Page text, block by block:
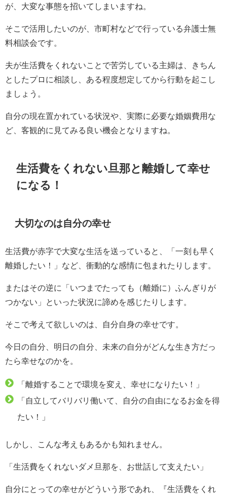
が、大変な事態を招いてしまいますね。
そこで活用したいのが、市町村などで行っている弁護士無
料相談会です。
夫が生活費をくれないことで苦労している主婦は、きちん
としたプロに相談し、ある程度想定してから行動を起こし
ましょう。
自分の現在置かれている状況や、実際に必要な婚姻費用な
ど、客観的に見てみる良い機会となりますね。
生活費をくれない旦那と離婚して幸せ
になる！
大切なのは自分の幸せ
生活費が赤字で大変な生活を送っていると、「一刻も早く
離婚したい！」など、衝動的な感情に包まれたりします。
またはその逆に「いつまでたっても（離婚に）ふんぎりが
つかない」といった状況に諦めを感じたりします。
そこで考えて欲しいのは、自分自身の幸せです。
今日の自分、明日の自分、未来の自分がどんな生き方だっ
たら幸せなのかを。
「離婚することで環境を変え、幸せになりたい！」
「自立してバリバリ働いて、自分の自由になるお金を得
たい！」
しかし、こんな考えもあるかも知れません。
「生活費をくれないダメ旦那を、お世話して支えたい」
自分にとっての幸せがどういう形であれ、『生活費をくれ